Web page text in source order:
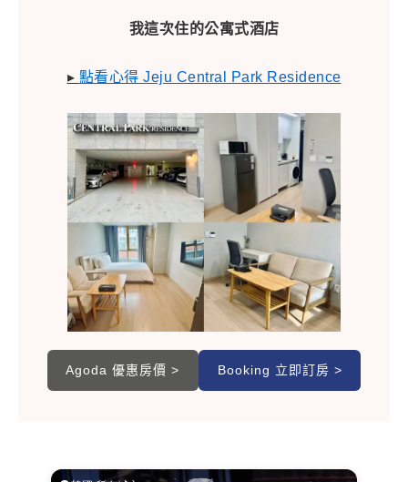
我這次住的公寓式酒店
▸ 點看心得 Jeju Central Park Residence
Agoda 優惠房價 > Booking 立即訂房 >